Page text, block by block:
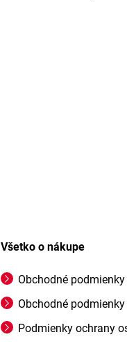
Všetko o nákupe
Obchodné podmienky
Obchodné podmienky
Podmienky ochrany